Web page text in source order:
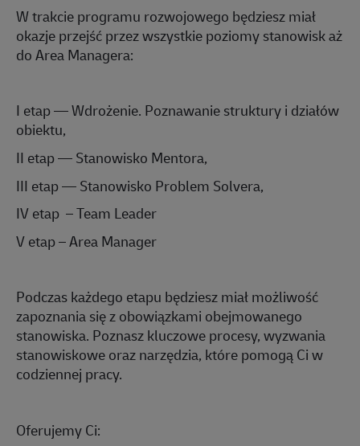
W trakcie programu rozwojowego będziesz miał
okazje przejść przez wszystkie poziomy stanowisk aż
doAreaManagera:
I etap —Wdrożenie. Poznawanie struktury i działów
obiektu,
II etap —Stanowisko Mentora,
III etap—Stanowisko Problem Solvera,
IVetap – Team Leader
Vetap– Area Manager
Podczas każdego etapu będziesz miał możliwość
zapoznania się z obowiązkami obejmowanego
stanowiska. Poznasz kluczowe procesy, wyzwania
stanowiskowe oraz narzędzia, które pomogą Ci w
codziennej pracy.
Oferujemy Ci: